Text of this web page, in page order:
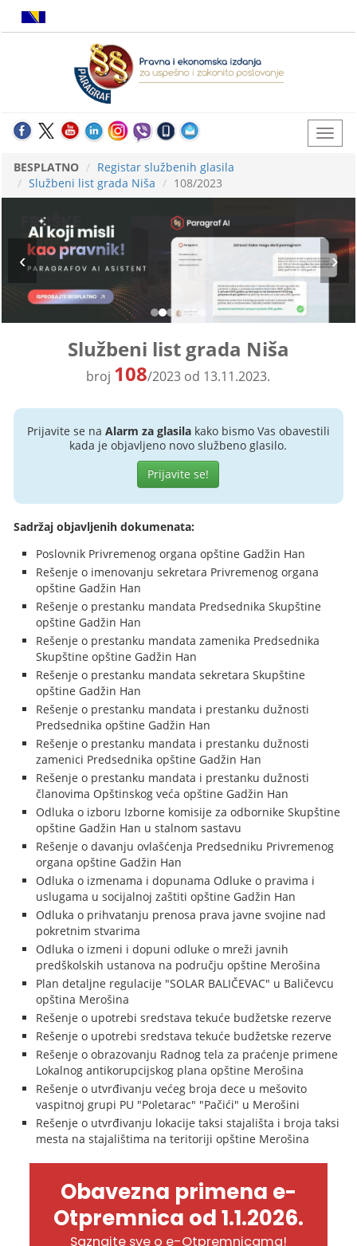
BESPLATNO
Registar službenih glasila
Službeni list grada Niša
108/2023
Službeni list grada Niša
broj 108/2023 od 13.11.2023.
Prijavite se na Alarm za glasilakako bismo Vas obavestili
kada je objavljeno novo službeno glasilo.
Prijavite se!
Sadržaj objavljenih dokumenata:
Poslovnik Privremenog organa opštine Gadžin Han
Rešenje o imenovanju sekretara Privremenog organa
opštine Gadžin Han
Rešenje o prestanku mandata Predsednika Skupštine
opštine Gadžin Han
Rešenje o prestanku mandata zamenika Predsednika
Skupštine opštine Gadžin Han
Rešenje o prestanku mandata sekretara Skupštine
opštine Gadžin Han
Rešenje o prestanku mandata i prestanku dužnosti
Predsednika opštine Gadžin Han
Rešenje o prestanku mandata i prestanku dužnosti
zamenici Predsednika opštine Gadžin Han
Rešenje o prestanku mandata i prestanku dužnosti
članovima Opštinskog veća opštine Gadžin Han
Odluka o izboru Izborne komisije za odbornike Skupštine
opštine Gadžin Han u stalnom sastavu
Rešenje o davanju ovlašćenja Predsedniku Privremenog
organa opštine Gadžin Han
Odluka o izmenama i dopunama Odluke o pravima i
uslugama u socijalnoj zaštiti opštine Gadžin Han
Odluka o prihvatanju prenosa prava javne svojine nad
pokretnim stvarima
Odluka o izmeni i dopuni odluke o mreži javnih
predškolskih ustanova na području opštine Merošina
Plan detaljne regulacije "SOLAR BALIČEVAC" u Baličevcu
opština Merošina
Rešenje o upotrebi sredstava tekuće budžetske rezerve
Rešenje o upotrebi sredstava tekuće budžetske rezerve
Rešenje o obrazovanju Radnog tela za praćenje primene
Lokalnog antikorupcijskog plana opštine Merošina
Rešenje o utvrđivanju većeg broja dece u mešovito
vaspitnoj grupi PU "Poletarac" "Pačići" u Merošini
Rešenje o utvrđivanju lokacije taksi stajališta i broja taksi
mesta na stajalištima na teritoriji opštine Merošina
Obavezna primena e-
Otpremnica od 1.1.2026.
Saznajte sve o e-Otpremnicama!